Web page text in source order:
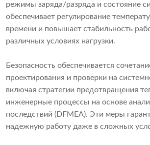
режимы заряда/разряда и состояние
обеспечивает регулирование
времени и повышает стабильность
различных условиях нагрузки.
Безопасность обеспечивается
проектирования и проверки на
включая стратегии предотвращения
инженерные процессы на основе
последствий (DFMEA). Эти меры
надежную работу даже в сложных